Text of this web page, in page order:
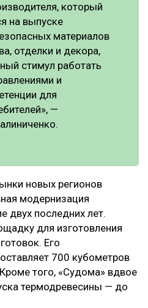
который
на выпуске
материалов
отделки и декора,
стимул работать
и
для
—
новых регионов
модернизация
двух последних лет.
для изготовления
Его
700 кубометров
того, «Судома» вдвое
термодревесины — до